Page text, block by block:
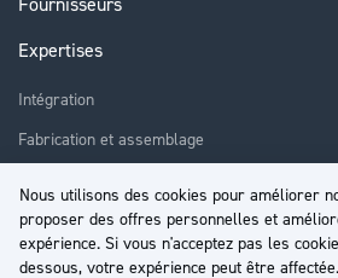
Nous utilisons des cookies pour améliorer
proposer des offres personnelles et
expérience. Si vous n'acceptez pas les
dessous, votre expérience peut être
Expertises
Intégration
Fabrication et assemblage
Réparation
Formation